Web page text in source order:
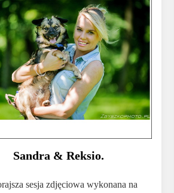
Sandra & Reksio.
sesja zdjęciowa wykonana na